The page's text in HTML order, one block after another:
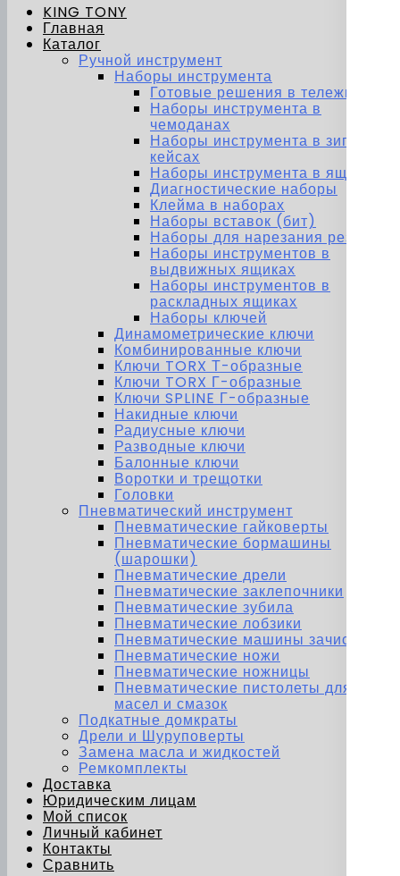
KING TONY
Главная
Каталог
Ручной инструмент
Наборы инструмента
Готовые решения в тележках
Наборы инструмента в
чемоданах
Наборы инструмента в зип-
кейсах
Наборы инструмента в ящиках
Диагностические наборы
Клейма в наборах
Наборы вставок (бит)
Наборы для нарезания резьбы
Наборы инструментов в
выдвижных ящиках
Наборы инструментов в
раскладных ящиках
Наборы ключей
Динамометрические ключи
Комбинированные ключи
Ключи TORX Т-образные
Ключи TORX Г-образные
Ключи SPLINE Г-образные
Накидные ключи
Радиусные ключи
Разводные ключи
Балонные ключи
Воротки и трещотки
Головки
Пневматический инструмент
Пневматические гайковерты
Пневматические бормашины
(шарошки)
Пневматические дрели
Пневматические заклепочники
Пневматические зубила
Пневматические лобзики
Пневматические машины зачистные
Пневматические ножи
Пневматические ножницы
Пневматические пистолеты для
масел и смазок
Подкатные домкраты
Дрели и Шуруповерты
Замена масла и жидкостей
Ремкомплекты
Доставка
Юридическим лицам
Мой список
Личный кабинет
Контакты
Сравнить